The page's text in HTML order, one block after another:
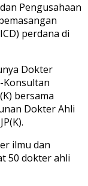
Pengusahaan
perdana di
Dokter
Konsultan
bersama
Dokter Ahli
ilmu dan
50 dokter ahli